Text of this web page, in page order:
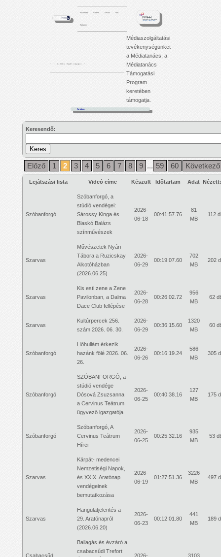
Kezdőlap Videók Archív Info
Tartalom
'. . . f i l m j e i n k é j j e l - n a p p a l . . .'
Médiaszolgáltatási
tevékenységünket
a Médiatanács, a
Médiatanács
Támogatási
Program
keretében
támogatja.
Tartalom
Keresendő:
Előző 1 2 3 4 5 6 7 8 9 ... 59 60 Következő
Lejátszási lista Videó címe Készült Időtartam Adat
Szóbanforgó
Szóbanforgó, a
stúdió vendégei:
Sárossy Kinga és
Blaskó Balázs
színművészek
2026-
06-18
00:41:57.76
81
MB
112
Szarvas
Művészetek Nyári
Tábora a Ruzicskay
Alkotóházban
(2026.06.25)
2026-
06-29
00:19:07.60
702
MB
202
Szarvas
Kis esti zene a Zene
Pavilonban, a Dalma
Dace Club fellépése
2026-
06-28
00:26:02.72
956
MB
62
Szarvas
Kultúrpercek 256.
szám 2026. 06. 30.
2026-
06-29
00:36:15.60
1320
MB
60
Szóbanforgó
Hőhullám érkezik
hazánk fölé 2026. 06.
26.
2026-
06-26
00:16:19.24
586
MB
305
Szóbanforgó
SZÓBANFORGÓ, a
stúdió vendége
Dósová Zsuzsanna
a Cervinus Teátrum
ügyvező igazgatója
2026-
06-25
00:40:38.16
127
MB
175
Szóbanforgó
Szóbanforgó, A
Cervinus Teátrum
Hírei
2026-
06-25
00:25:32.16
935
MB
53
Szarvas
Kárpát- medencei
Nemzetiségi Napok,
és XXIX. Aratónap
vendégeinek
bemutatkozása
2026-
06-19
01:27:51.36
3226
MB
497
Szarvas
Hangulatjelentés a
29. Aratónapról
(2026.06.20)
2026-
06-23
00:12:01.80
441
MB
189
Csabacsűd,
Ballagás és évzáró a
csabacsűdi Trefort
2026-
3103